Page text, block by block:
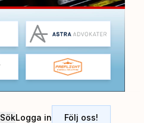
SökLogga in Följ oss!